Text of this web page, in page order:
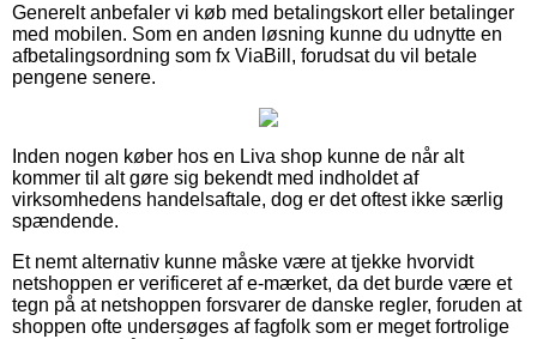
Generelt anbefaler vi køb med betalingskort eller betalinger
med mobilen. Som en anden løsning kunne du udnytte en
afbetalingsordning som fx ViaBill, forudsat du vil betale
pengene senere.
Inden nogen køber hos en Liva shop kunne de når alt
kommer til alt gøre sig bekendt med indholdet af
virksomhedens handelsaftale, dog er det oftest ikke særlig
spændende.
Et nemt alternativ kunne måske være at tjekke hvorvidt
netshoppen er verificeret af e-mærket, da det burde være et
tegn på at netshoppen forsvarer de danske regler, foruden at
shoppen ofte undersøges af fagfolk som er meget fortrolige